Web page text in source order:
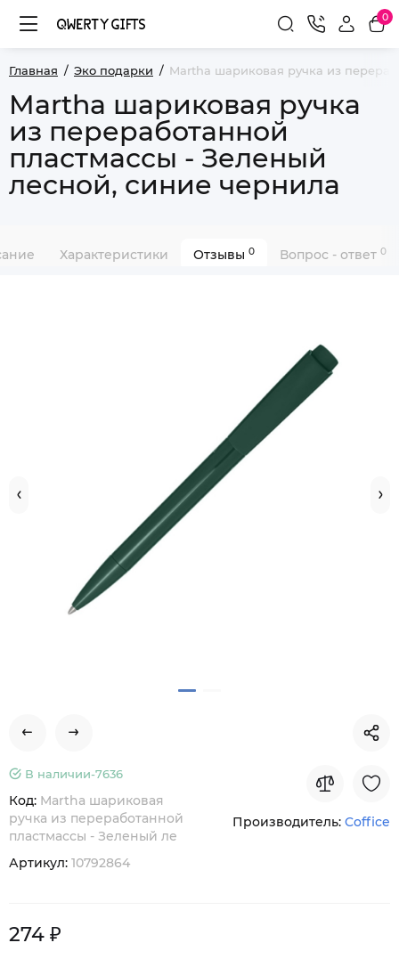
0
Главная Эко подарки Martha шариковая ручка из
Martha шариковая ручка
из переработанной
пластмассы - Зеленый
лесной, синие чернила
Характеристики Отзывы 0 Вопрос - ответ 0
В наличии-7636
Код: Martha шариковая
ручка из переработанной
пластмассы - Зеленый ле
Артикул: 10792864
Производитель: Coffice
274 ₽